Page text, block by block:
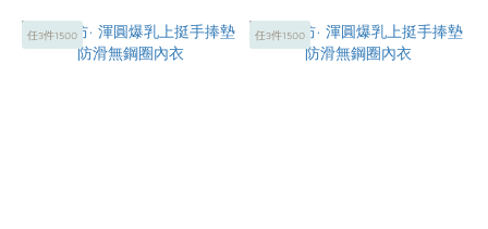
任3件1500 任3件1500